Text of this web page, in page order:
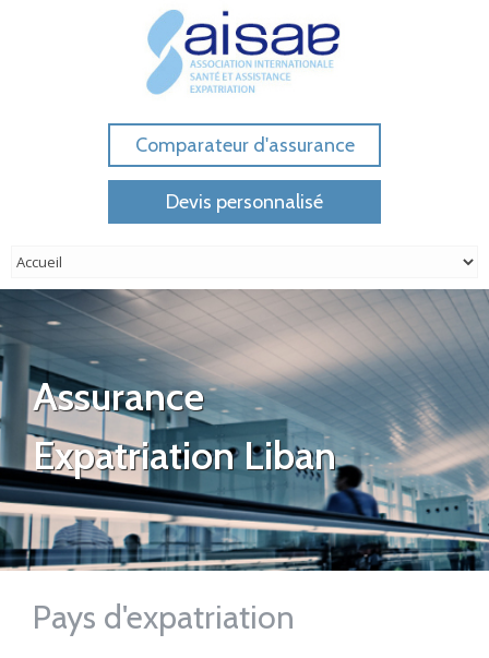
Comparateur d'assurance
Devis personnalisé
Assurance
Expatriation Liban
Pays d'expatriation